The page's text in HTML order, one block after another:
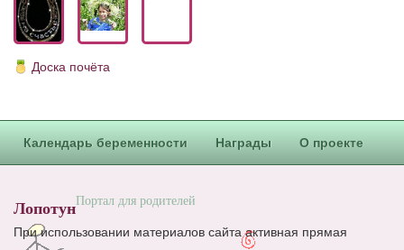
Доска почёта
Календарь беременности Награды О проекте
ЛопотунПортал для родителей
При использовании материалов сайта активная прямая